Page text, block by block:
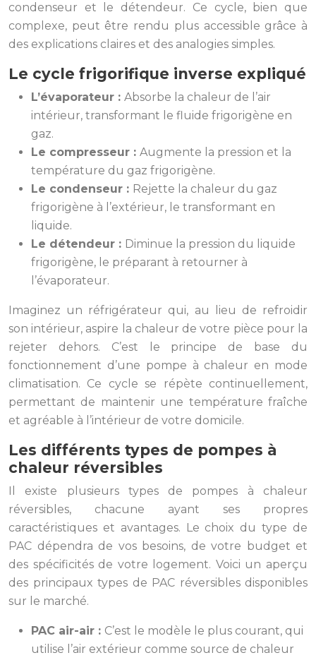
condenseur et le détendeur. Ce cycle, bien que
complexe, peut être rendu plus accessible grâce à
des explications claires et des analogies simples.
Le cycle frigorifique inverse expliqué
L’évaporateur : Absorbe la chaleur de l’air
intérieur, transformant le fluide frigorigène en
gaz.
Le compresseur : Augmente la pression et la
température du gaz frigorigène.
Le condenseur : Rejette la chaleur du gaz
frigorigène à l’extérieur, le transformant en
liquide.
Le détendeur : Diminue la pression du liquide
frigorigène, le préparant à retourner à
l’évaporateur.
Imaginez un réfrigérateur qui, au lieu de refroidir
son intérieur, aspire la chaleur de votre pièce pour la
rejeter dehors. C’est le principe de base du
fonctionnement d’une pompe à chaleur en mode
climatisation. Ce cycle se répète continuellement,
permettant de maintenir une température fraîche
et agréable à l’intérieur de votre domicile.
Les différents types de pompes à
chaleur réversibles
Il existe plusieurs types de pompes à chaleur
réversibles, chacune ayant ses propres
caractéristiques et avantages. Le choix du type de
PAC dépendra de vos besoins, de votre budget et
des spécificités de votre logement. Voici un aperçu
des principaux types de PAC réversibles disponibles
sur le marché.
PAC air-air : C’est le modèle le plus courant, qui
utilise l’air extérieur comme source de chaleur